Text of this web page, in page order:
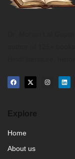
Explore
Home
About us